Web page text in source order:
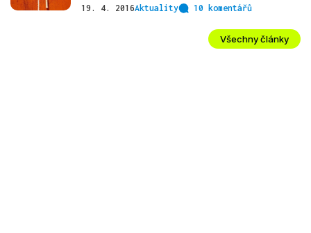
19. 4. 2016Aktuality 10 komentářů
Všechny články